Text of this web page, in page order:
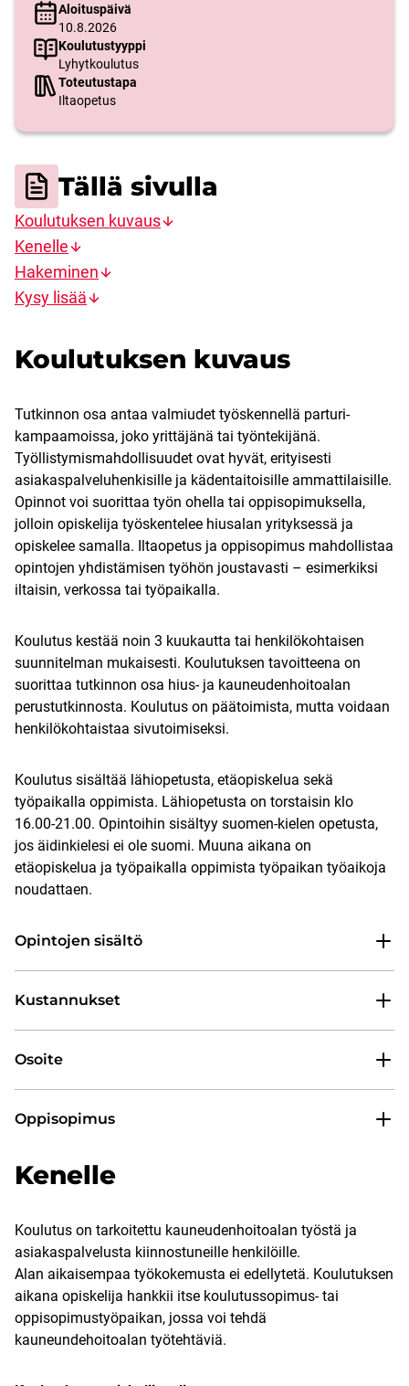
Aloituspäivä
10.8.2026
Koulutustyyppi
Lyhytkoulutus
Toteutustapa
Iltaopetus
Tällä sivulla
Koulutuksen kuvaus
Kenelle
Hakeminen
Kysy lisää
Koulutuksen kuvaus
Tutkinnon osa antaa valmiudet työskennellä parturi-
kampaamoissa, joko yrittäjänä tai työntekijänä.
Työllistymismahdollisuudet ovat hyvät, erityisesti
asiakaspalveluhenkisille ja kädentaitoisille ammattilaisille.
Opinnot voi suorittaa työn ohella tai oppisopimuksella,
jolloin opiskelija työskentelee hiusalan yrityksessä ja
opiskelee samalla. Iltaopetus ja oppisopimus mahdollistaa
opintojen yhdistämisen työhön joustavasti – esimerkiksi
iltaisin, verkossa tai työpaikalla.
Koulutus kestää noin 3 kuukautta tai henkilökohtaisen
suunnitelman mukaisesti. Koulutuksen tavoitteena on
suorittaa tutkinnon osa hius- ja kauneudenhoitoalan
perustutkinnosta. Koulutus on päätoimista, mutta voidaan
henkilökohtaistaa sivutoimiseksi.
Koulutus sisältää lähiopetusta, etäopiskelua sekä
työpaikalla oppimista. Lähiopetusta on torstaisin klo
16.00-21.00. Opintoihin sisältyy suomen-kielen opetusta,
jos äidinkielesi ei ole suomi. Muuna aikana on
etäopiskelua ja työpaikalla oppimista työpaikan työaikoja
noudattaen.
Opintojen sisältö
Kustannukset
Osoite
Oppisopimus
Kenelle
Koulutus on tarkoitettu kauneudenhoitoalan työstä ja
asiakaspalvelusta kiinnostuneille henkilöille.
Alan aikaisempaa työkokemusta ei edellytetä. Koulutuksen
aikana opiskelija hankkii itse koulutussopimus- tai
oppisopimustyöpaikan, jossa voi tehdä
kauneundehoitoalan työtehtäviä.